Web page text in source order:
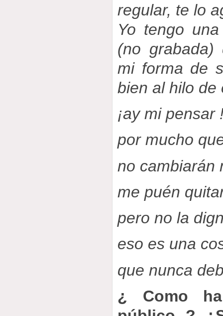
regular, te lo
Yo tengo
(no
mi forma de
bien al hilo de
¡ay mi pensar
por mucho
no cambiarán
me puén
pero no la
eso es una
que nunca
¿ Como